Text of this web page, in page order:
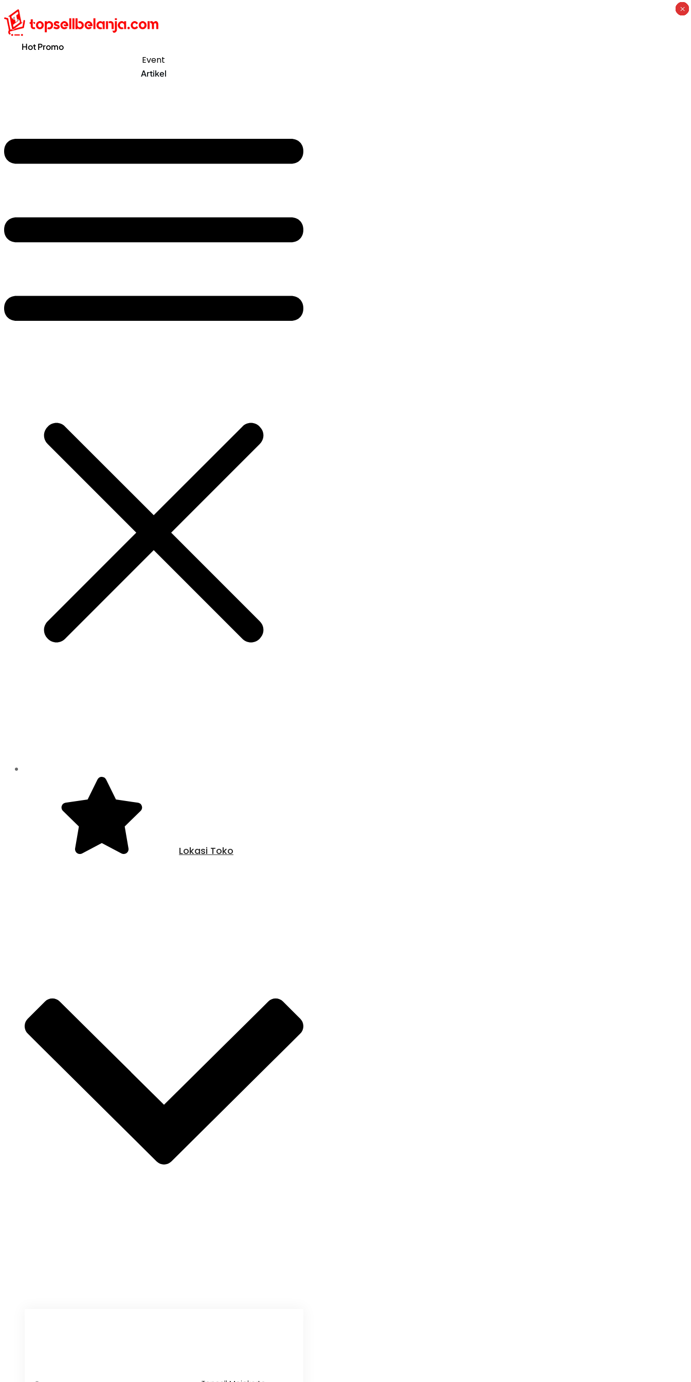
Hot Promo
Event
Artikel
Lokasi Toko
×
×
×
×
×
×
×
×